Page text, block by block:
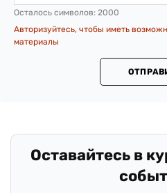
Осталось символов: 2000
Авторизуйтесь, чтобы иметь
материалы
Оставайтесь в